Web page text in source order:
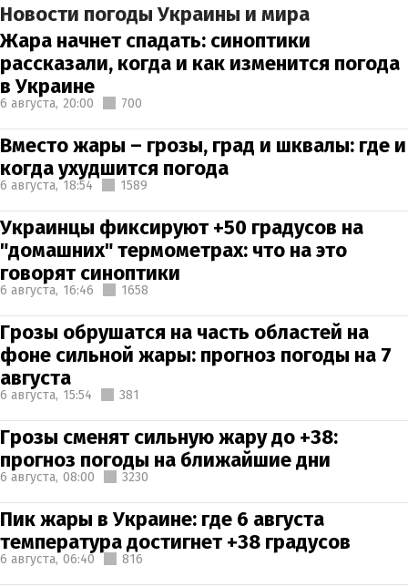
Новости погоды Украины и мира
Жара начнет спадать: синоптики
рассказали, когда и как изменится погода
в Украине
6 августа, 20:00 700
Вместо жары – грозы, град и шквалы: где и
когда ухудшится погода
6 августа, 18:54 1589
Украинцы фиксируют +50 градусов на
"домашних" термометрах: что на это
говорят синоптики
6 августа, 16:46 1658
Грозы обрушатся на часть областей на
фоне сильной жары: прогноз погоды на 7
августа
6 августа, 15:54 381
Грозы сменят сильную жару до +38:
прогноз погоды на ближайшие дни
6 августа, 08:00 3230
Пик жары в Украине: где 6 августа
температура достигнет +38 градусов
6 августа, 06:40 816